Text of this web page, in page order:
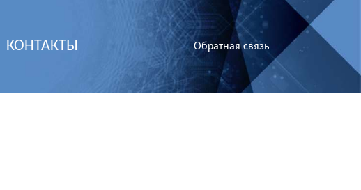
КОНТАКТЫ Обратная связь